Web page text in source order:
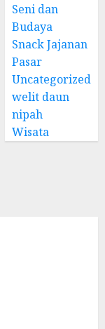
Seni dan
Budaya
Snack Jajanan
Pasar
Uncategorized
welit daun
nipah
Wisata